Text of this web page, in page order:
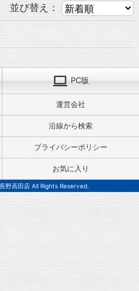
並び替え：
PC版
運営会社
沿線から検索
プライバシーポリシー
お気に入り
野高田店 All Rights Reserved.